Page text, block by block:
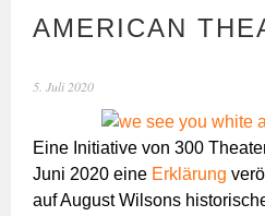
AMERICAN
5. Juli 2020
Eine Initiative von 300
Juni 2020 eine Erklärung
auf August Wilsons